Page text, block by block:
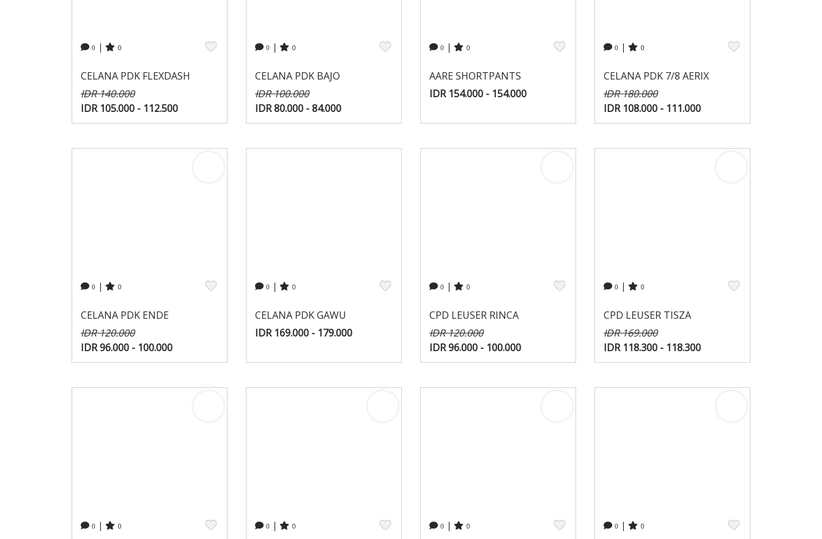
0 | 0
CELANA PDK FLEXDASH
IDR 140.000
IDR 105.000 - 112.500
0 | 0
CELANA PDK BAJO
IDR 100.000
IDR 80.000 - 84.000
0 | 0
AARE SHORTPANTS
IDR 154.000 - 154.000
0 | 0
CELANA PDK 7/8 AERIX
IDR 180.000
IDR 108.000 - 111.000
0 | 0
CELANA PDK ENDE
IDR 120.000
IDR 96.000 - 100.000
0 | 0
CELANA PDK GAWU
IDR 169.000 - 179.000
0 | 0
CPD LEUSER RINCA
IDR 120.000
IDR 96.000 - 100.000
0 | 0
CPD LEUSER TISZA
IDR 169.000
IDR 118.300 - 118.300
0 | 0 0 | 0 0 | 0 0 | 0